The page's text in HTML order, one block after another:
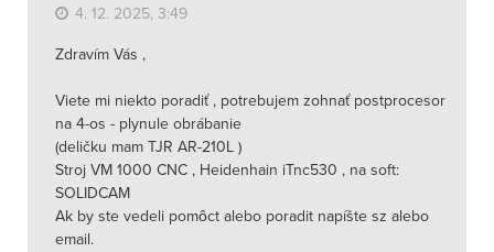
4. 12. 2025, 3:49
Zdravím Vás ,
Viete mi niekto poradiť , potrebujem zohnať postprocesor
na 4-os - plynule obrábanie
(deličku mam TJR AR-210L )
Stroj VM 1000 CNC , Heidenhain iTnc530 , na soft:
SOLIDCAM
Ak by ste vedeli pomôct alebo poradit napíšte sz alebo
email.